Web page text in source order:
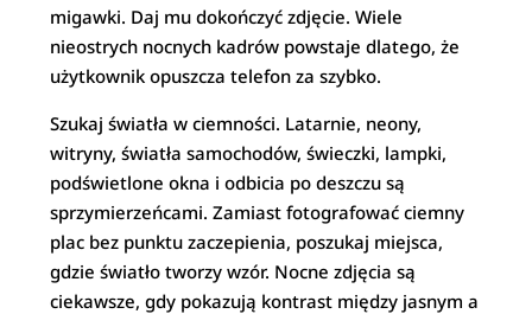
migawki. Daj mu dokończyć zdjęcie. Wiele
nieostrych nocnych kadrów powstaje dlatego, że
użytkownik opuszcza telefon za szybko.
Szukaj światła w ciemności. Latarnie, neony,
witryny, światła samochodów, świeczki, lampki,
podświetlone okna i odbicia po deszczu są
sprzymierzeńcami. Zamiast fotografować ciemny
plac bez punktu zaczepienia, poszukaj miejsca,
gdzie światło tworzy wzór. Nocne zdjęcia są
ciekawsze, gdy pokazują kontrast między jasnym a